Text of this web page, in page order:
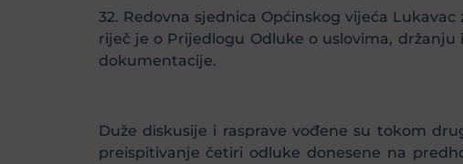
32. Redovna sjednica Općinskog vijeća
riječ je o Prijedlogu Odluke o uslovima,
dokumentacije.
Duže diskusije i rasprave vođene su tokom
preispitivanje četiri odluke donesene na